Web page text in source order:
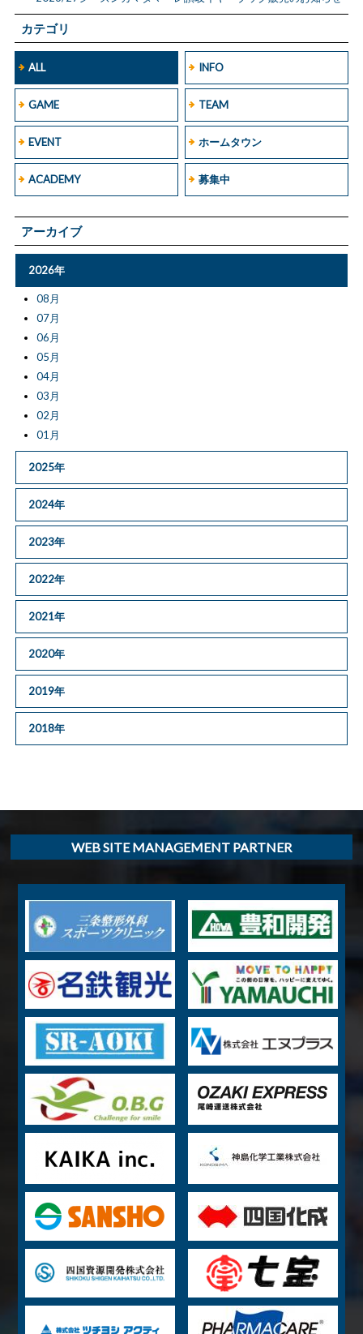
カテゴリ
ALL INFO
GAME TEAM
EVENT ホームタウン
ACADEMY 募集中
アーカイブ
2026年
08月
07月
06月
05月
04月
03月
02月
01月
2025年
2024年
2023年
2022年
2021年
2020年
2019年
2018年
WEB SITE MANAGEMENT PARTNER